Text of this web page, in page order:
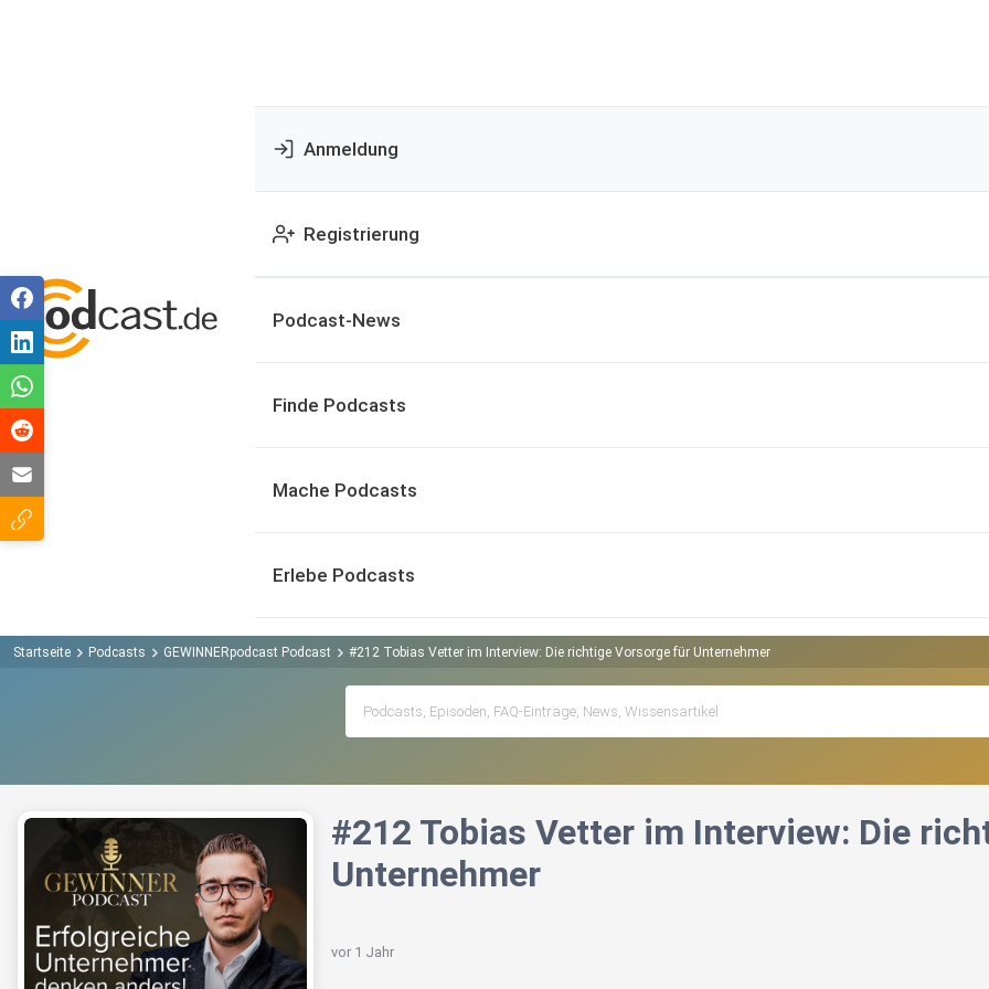
Anmeldung
Registrierung
Podcast-News
Finde Podcasts
Mache Podcasts
Erlebe Podcasts
Startseite Podcasts GEWINNERpodcast Podcast #212 Tobias Vetter im Interview: Die richtige Vorsorge für Unternehmer
#212 Tobias Vetter im Interview: Die
Unternehmer
vor 1 Jahr